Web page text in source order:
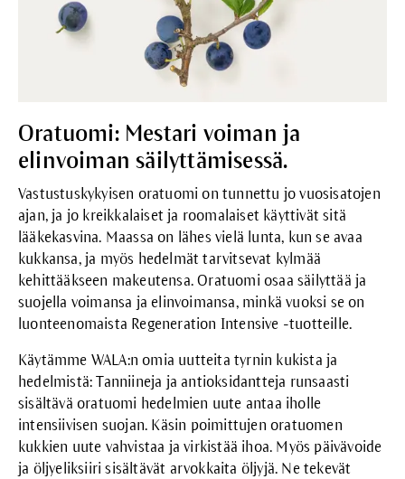
Oratuomi: Mestari voiman ja
elinvoiman säilyttämisessä.
Vastustuskykyisen oratuomi on tunnettu jo vuosisatojen
ajan, ja jo kreikkalaiset ja roomalaiset käyttivät sitä
lääkekasvina. Maassa on lähes vielä lunta, kun se avaa
kukkansa, ja myös hedelmät tarvitsevat kylmää
kehittääkseen makeutensa. Oratuomi osaa säilyttää ja
suojella voimansa ja elinvoimansa, minkä vuoksi se on
luonteenomaista Regeneration Intensive -tuotteille.
Käytämme WALA:n omia uutteita tyrnin kukista ja
hedelmistä: Tanniineja ja antioksidantteja runsaasti
sisältävä oratuomi hedelmien uute antaa iholle
intensiivisen suojan. Käsin poimittujen oratuomen
kukkien uute vahvistaa ja virkistää ihoa. Myös päivävoide
ja öljyeliksiiri sisältävät arvokkaita öljyjä. Ne tekevät